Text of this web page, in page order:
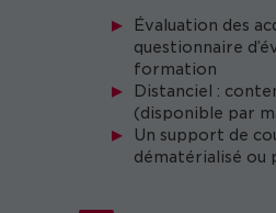
Évaluation des
questionnaire
formation
Distanciel :
(disponible par
Un support de
dématérialisé ou